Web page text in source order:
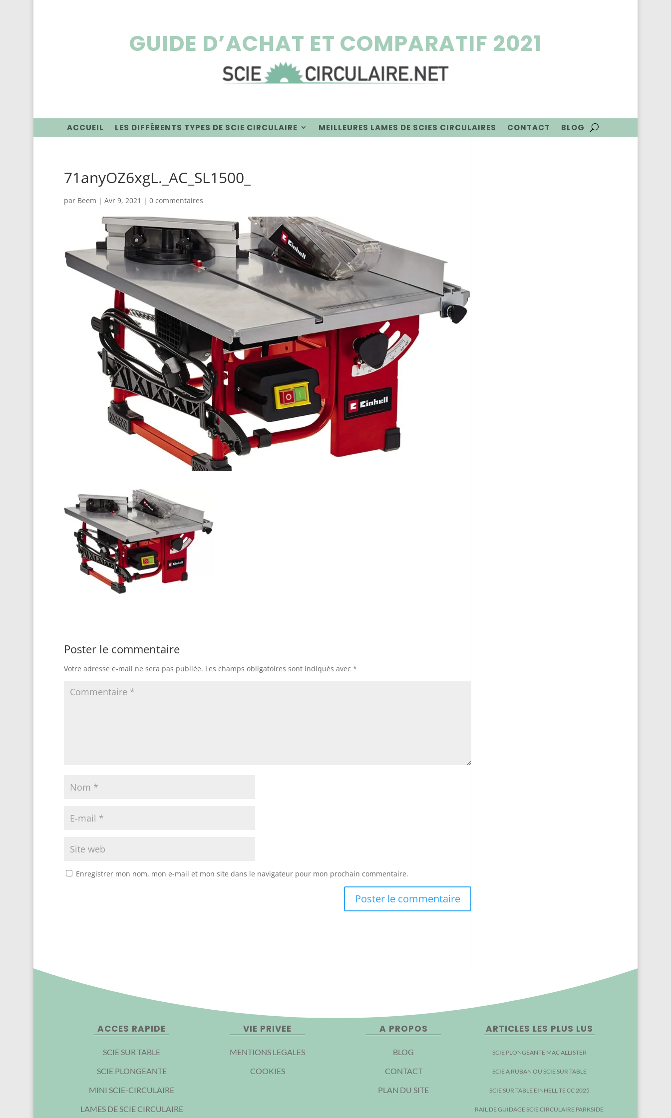
GUIDE D’ACHAT ET COMPARATIF 2021
ACCUEIL LES DIFFÉRENTS TYPES DE SCIE CIRCULAIRE MEILLEURES LAMES DE SCIES CIRCULAIRES CONTACT BLOG
71anyOZ6xgL._AC_SL1500_
par Beem | Avr 9, 2021 | 0 commentaires
Poster le commentaire
Votre adresse e-mail ne sera pas publiée. Les champs obligatoires sont indiqués avec *
Enregistrer mon nom, mon e-mail et mon site dans le navigateur pour mon prochain commentaire.
ACCES RAPIDE
SCIE SUR TABLE
SCIE PLONGEANTE
MINI SCIE-CIRCULAIRE
LAMES DE SCIE CIRCULAIRE
VIE PRIVEE
MENTIONS LEGALES
COOKIES
A PROPOS
BLOG
CONTACT
PLAN DU SITE
ARTICLES LES PLUS LUS
SCIE PLONGEANTE MAC ALLISTER
SCIE A RUBAN OU SCIE SUR TABLE
SCIE SUR TABLE EINHELL TE CC 2025
RAIL DE GUIDAGE SCIE CIRCULAIRE PARKSIDE